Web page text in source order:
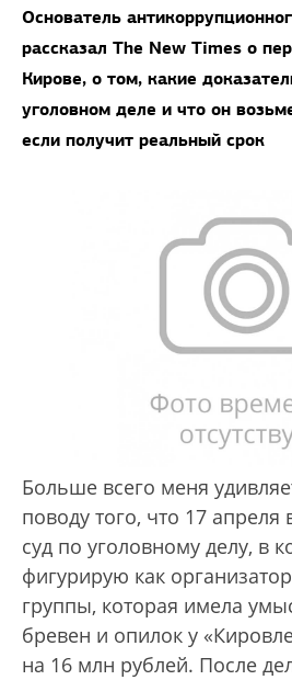
Основатель
рассказал The New Times о
Кирове, о том, какие
уголовном деле и что он
если получит реальный срок
Больше всего меня
поводу того, что 17 апреля
суд по уголовному делу, в
фигурирую как
группы, которая имела
бревен и опилок у
на 16 млн рублей. После